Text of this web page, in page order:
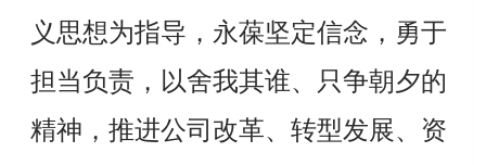
义思想为指导，永葆坚定信念，勇于
担当负责，以舍我其谁、只争朝夕的
精神，推进公司改革、转型发展、资